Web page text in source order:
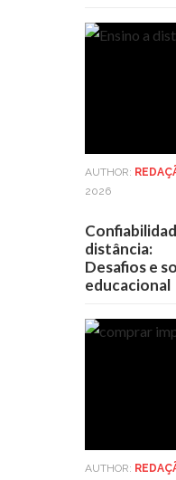
AUTHOR:
2026
distância:
Desafios e
educacional
AUTHOR: